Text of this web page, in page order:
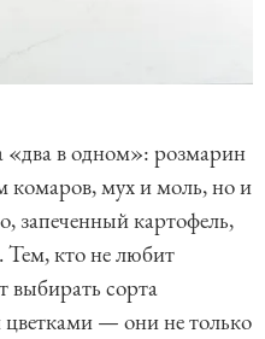
«два в одном»: розмарин
комаров, мух и моль, но и
запеченный картофель,
Тем, кто не любит
выбирать сорта
— они не только